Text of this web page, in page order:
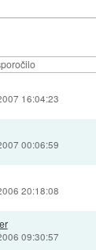
16:04:23
00:06:59
20:18:08
09:30:57